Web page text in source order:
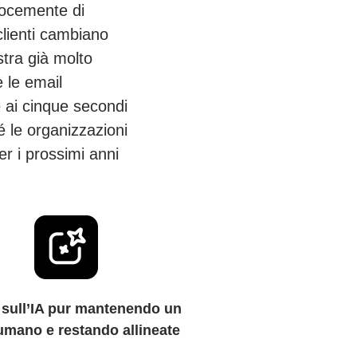
di
cambiano
già molto
email
cinque secondi
le organizzazioni
i prossimi anni
pur mantenendo un
e restando allineate